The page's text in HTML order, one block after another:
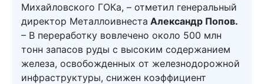
Михайловского ГОКа, – отметил генеральный
директор Металлоивнеста Александр Попов.
– В переработку вовлечено около 500 млн
тонн запасов руды с высоким содержанием
железа, освобожденных от железнодорожной
инфраструктуры, снижен коэффициент